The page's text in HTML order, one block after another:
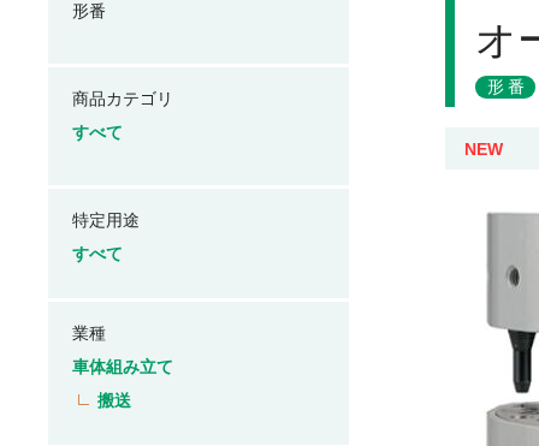
オ
形番
NEW
形番
商品カテゴリ
すべて
特定用途
すべて
業種
車体組み立て
搬送